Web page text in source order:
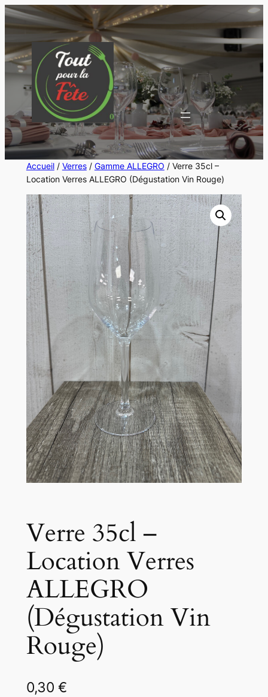
Aller
au
contenu
Accueil/ Verres/ Gamme ALLEGRO / Verre 35cl –
Location Verres ALLEGRO (Dégustation Vin Rouge)
Verre 35cl –
Location Verres
ALLEGRO
(Dégustation Vin
Rouge)
0,30 €